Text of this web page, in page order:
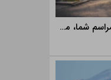
ارسال فوری تاج گل ترحیم به مراسم شما، مساجد، تالارها و بهشت زهرا با خدمات ویژه